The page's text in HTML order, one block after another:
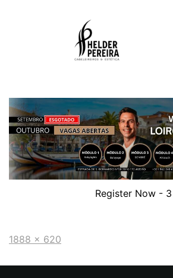
Register Now - 3
1888 × 620